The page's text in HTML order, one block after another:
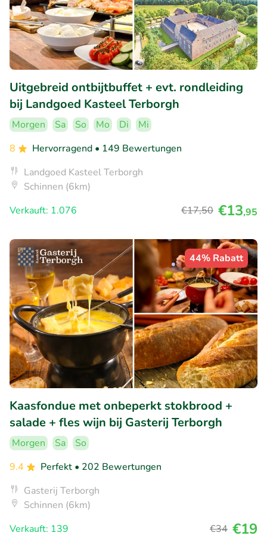
Uitgebreid ontbijtbuffet + evt. rondleiding
bij Landgoed Kasteel Terborgh
Morgen Sa So Mo Di
Mi
8
Hervorragend • 149 Bewertungen
Landgoed Kasteel Terborgh
Schinnen (6km)
Verkauft: 1.076
€17,50 €13,95
44% Rabatt
Kaasfondue met onbeperkt stokbrood +
salade + fles wijn bij Gasterij Terborgh
Morgen Sa
So
9.4
Perfekt • 202 Bewertungen
Gasterij Terborgh
Schinnen (6km)
Verkauft: 139
€34 €19